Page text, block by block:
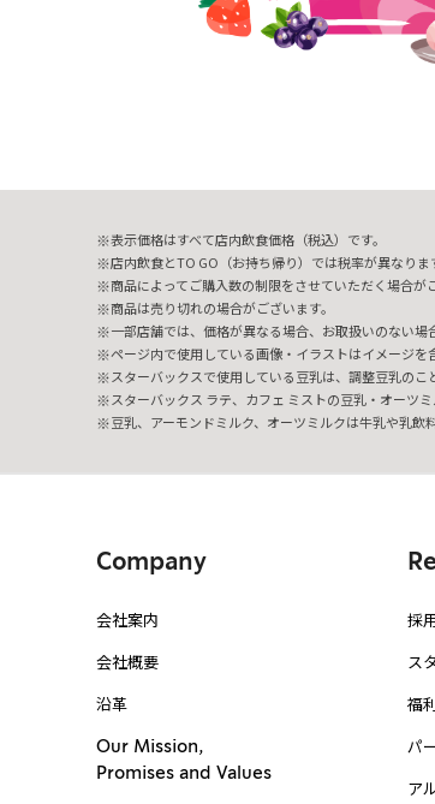
表示価格はすべて店内飲食価格（税込）です。
店内飲食とTO GO（お持ち帰り）では税率が異なり
商品によってご購入数の制限をさせていただく場合が
商品は売り切れの場合がございます。
一部店舗では、価格が異なる場合、お取扱いのない場
ページ内で使用している画像・イラストはイメージを
スターバックスで使用している豆乳は、調整豆乳のこ
スターバックス ラテ、カフェ ミストの豆乳・オーツ
豆乳、アーモンドミルク、オーツミルクは牛乳や乳飲
Company
会社案内
会社概要
沿革
Our Mission,
Promises and Values
採
ス
福
パ
ア